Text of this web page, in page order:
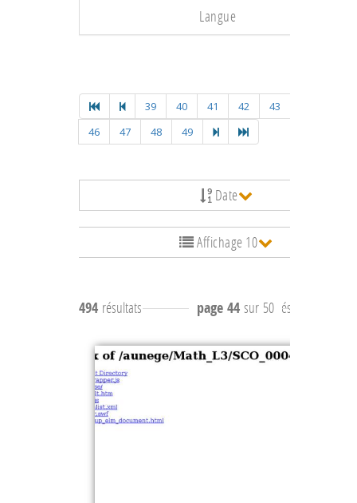
Langue
39 40 41 42 43
46
47 48 49
Date
Affichage 10
494 résultats page 44 sur 50 résultats